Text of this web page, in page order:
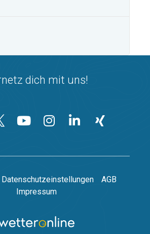
dich mit uns!
Datenschutzeinstellungen
AGB
Impressum